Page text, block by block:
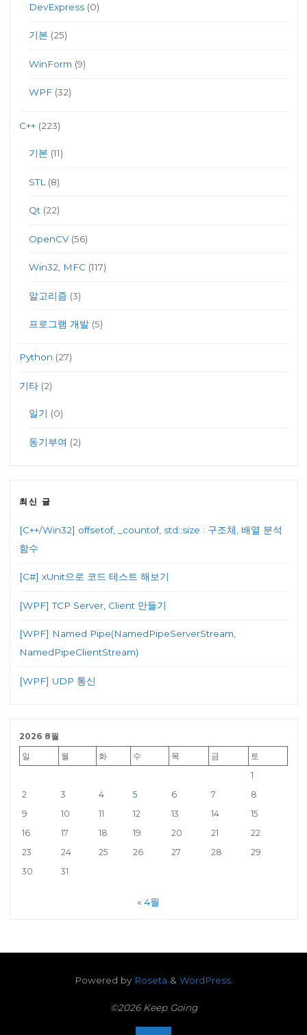
DevExpress(0)
기본 (25)
WinForm (9)
WPF(32)
C++ (223)
기본 (11)
STL (8)
Qt(22)
OpenCV(56)
Win32, MFC(117)
알고리즘 (3)
프로그램 개발(5)
Python (27)
기타 (2)
일기 (0)
동기부여 (2)
최신 글
[C++/Win32] offsetof, _countof, std::size : 구조체, 배열 분석
함수
[C#] xUnit으로 코드 테스트 해보기
[WPF] TCP Server, Client 만들기
[WPF] Named Pipe(NamedPipeServerStream,
NamedPipeClientStream)
[WPF] UDP 통신
2026 8월
일
월 화 수 목 금
토
1
2
3 4 5 6 7
8
9
10 11 12 13 14
15
16
17 18 19 20 21
22
23
24 25 26 27 28
29
30
31
« 4월
Powered byRoseta & WordPress.
©2026 Keep Going